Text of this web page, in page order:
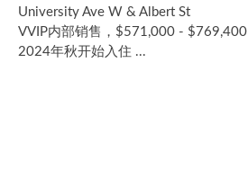
University Ave W & Albert St
VVIP内部销售，$571,000 - $769,400
2024年秋开始入住 ...